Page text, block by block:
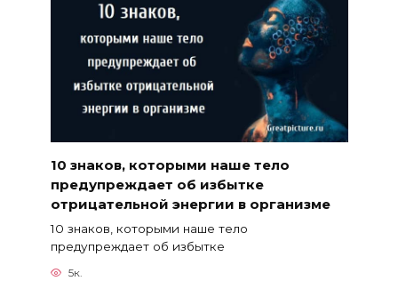
10 знаков, которыми наше тело
предупреждает об избытке
отрицательной энергии в организме
10 знаков, которыми наше тело
предупреждает об избытке
5к.